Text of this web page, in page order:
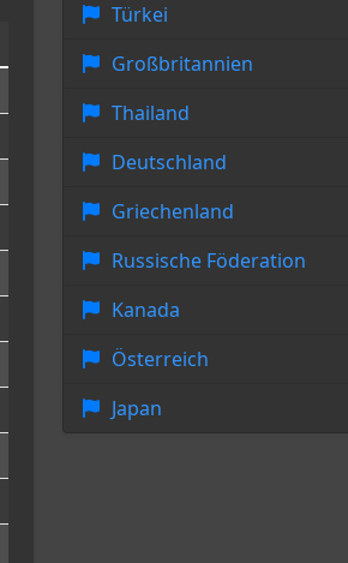
Türkei
Großbritannien
Thailand
Deutschland
Griechenland
Russische Föderation
Kanada
Österreich
Japan